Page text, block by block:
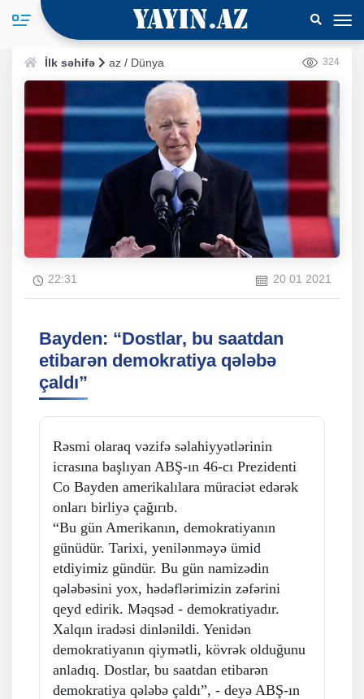
İlk səhifə az / Dünya 324
22:31 20 01 2021
Bayden: “Dostlar, bu saatdan
etibarən demokratiya qələbə
çaldı”
Rəsmi olaraq vəzifə səlahiyyətlərinin
icrasına başlıyan ABŞ-ın 46-cı Prezidenti
Co Bayden amerikalılara müraciət edərək
onları birliyə çağırıb.
“Bu gün Amerikanın, demokratiyanın
günüdür. Tarixi, yenilənməyə ümid
etdiyimiz gündür. Bu gün namizədin
qələbəsini yox, hədəflərimizin zəfərini
qeyd edirik. Məqsəd - demokratiyadır.
Xalqın iradəsi dinlənildi. Yenidən
demokratiyanın qiymətli, kövrək olduğunu
anladıq. Dostlar, bu saatdan etibarən
demokratiya qələbə çaldı”, - deyə ABŞ-ın